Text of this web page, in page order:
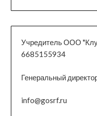
Учредитель ООО
6685155934
Генеральный
info@gosrf.ru